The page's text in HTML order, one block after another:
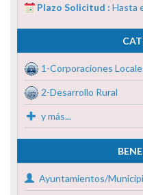
Plazo Solicitud : Hasta
1-Corporaciones
2-Desarrollo Rural
y más...
Ayuntamientos/